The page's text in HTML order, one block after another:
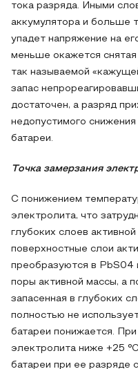
тока разряда. Иными
аккумулятора и больше
упадет напряжение на
меньше окажется
так называемой
запас
достаточен, а разряд
недопустимого
батареи.
Точка замерзания
С понижением
электролита, что
глубоких слоев
поверхностные слои
преобразуются в PbS04
поры активной массы, а
запасенная в глубоких
полностью не
батареи понижается.
электролита ниже +25
батареи при ее разряде